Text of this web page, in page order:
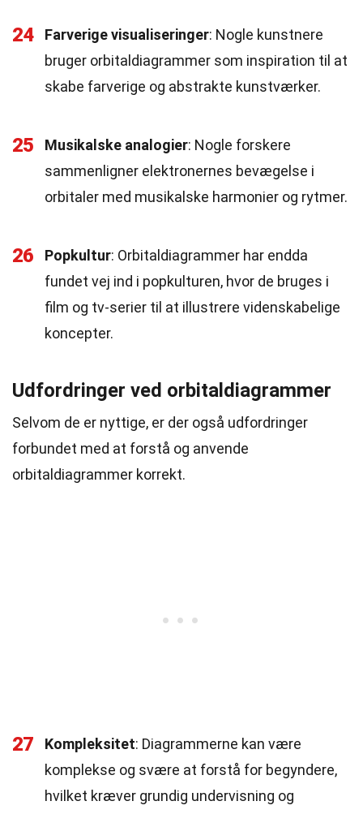
24 Farverige visualiseringer: Nogle kunstnere
bruger orbitaldiagrammer som inspiration til at
skabe farverige og abstrakte kunstværker.
25 Musikalske analogier: Nogle forskere
sammenligner elektronernes bevægelse i
orbitaler med musikalske harmonier og rytmer.
26 Popkultur: Orbitaldiagrammer har endda
fundet vej ind i popkulturen, hvor de bruges i
film og tv-serier til at illustrere videnskabelige
koncepter.
Udfordringer ved orbitaldiagrammer
Selvom de er nyttige, er der også udfordringer
forbundet med at forstå og anvende
orbitaldiagrammer korrekt.
27 Kompleksitet: Diagrammerne kan være
komplekse og svære at forstå for begyndere,
hvilket kræver grundig undervisning og